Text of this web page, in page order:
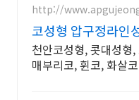
http://
코성형 압구정라인
천안코성형, 콧대성형
매부리코, 휜코, 화살코